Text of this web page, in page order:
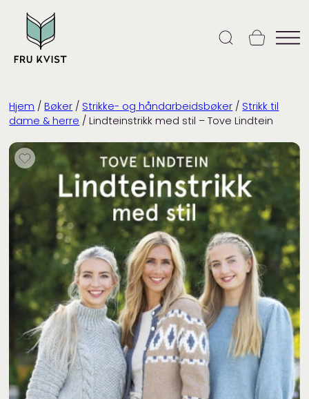
content
Hjem / Bøker / Strikke- og håndarbeidsbøker / Strikk til
dame & herre / Lindteinstrikk med stil – Tove Lindtein